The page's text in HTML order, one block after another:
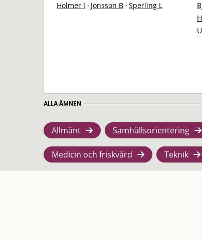
Holmer I · Jonsson B · Sperling L
ALLA ÄMNEN
Allmänt Samhällsorientering
Medicin och friskvård Teknik